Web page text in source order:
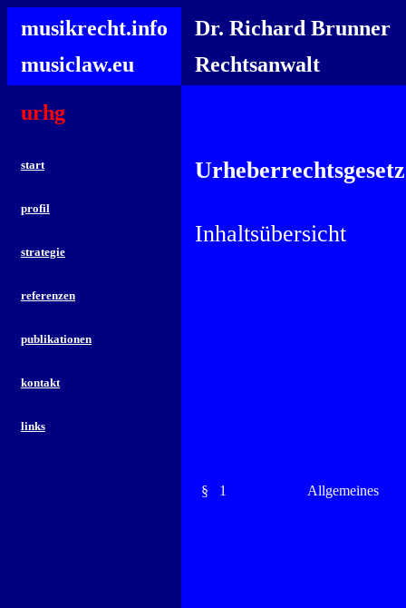
musikrecht.info
musiclaw.eu
Dr. Richard Brunner
Rechtsanwalt
urhg
start
profil
strategie
referenzen
publikationen
kontakt
links
Urheberrechtsgesetz
Inhaltsübersicht
§ 1 Allgemeines